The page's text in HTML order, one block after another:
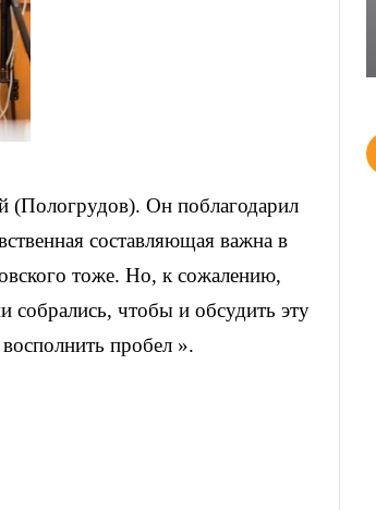
(Пологрудов). Он поблагодарил
составляющая важна в
тоже. Но, к сожалению,
собрались, чтобы и обсудить эту
пробел ».